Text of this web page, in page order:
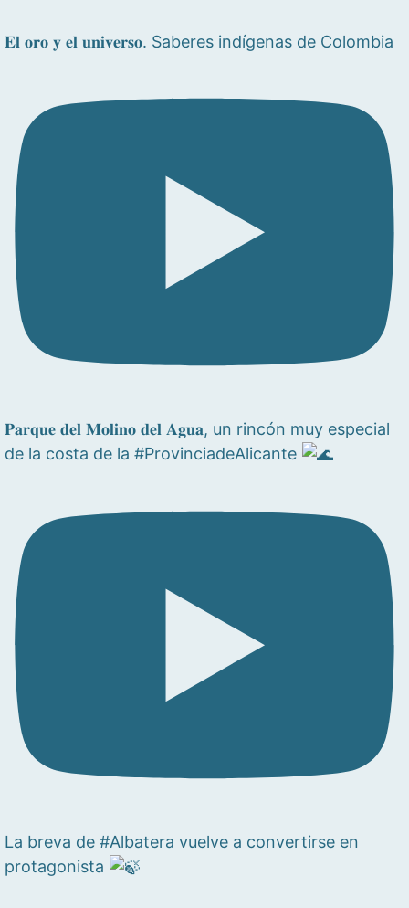
𝐄𝐥 𝐨𝐫𝐨 𝐲 𝐞𝐥 𝐮𝐧𝐢𝐯𝐞𝐫𝐬𝐨. Saberes indígenas de Colombia
𝐏𝐚𝐫𝐪𝐮𝐞 𝐝𝐞𝐥 𝐌𝐨𝐥𝐢𝐧𝐨 𝐝𝐞𝐥 𝐀𝐠𝐮𝐚, un rincón muy especial
de la costa de la #ProvinciadeAlicante
La breva de #Albatera vuelve a convertirse en
protagonista